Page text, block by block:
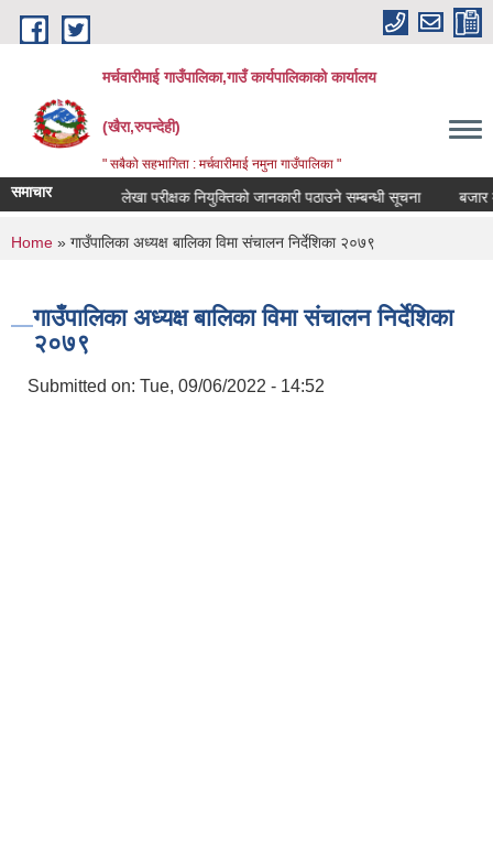
Skip to main content
मर्चवारीमाई गाउँपालिका,गाउँ कार्यपालिकाको कार्यालय
(खैरा,रुपन्देही)
" सबैको सहभागिता : मर्चवारीमाई नमुना गाउँपालिका "
समाचार
सूचना.. लेखा परीक्षक नियुक्तिको जानकारी पठाउने सम्बन्धी सूचना बजार
You are here
Home » गाउँपालिका अध्यक्ष बालिका विमा संचालन निर्देशिका २०७९
गाउँपालिका अध्यक्ष बालिका विमा संचालन निर्देशिका
२०७९
Submitted on: Tue, 09/06/2022 - 14:52